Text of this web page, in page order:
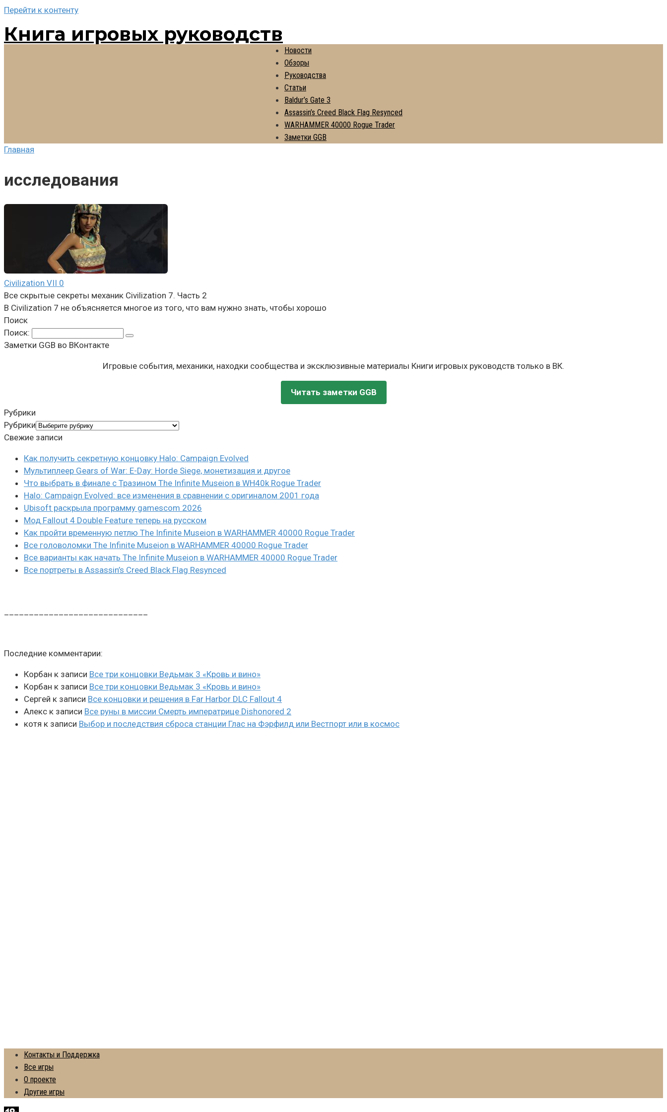
Перейти к контенту
Книга игровых руководств
Новости
Обзоры
Руководства
Статьи
Baldur’s Gate 3
Assassin’s Creed Black Flag Resynced
WARHAMMER 40000 Rogue Trader
Заметки GGB
Главная
исследования
Civilization VII 0
Все скрытые секреты механик Civilization 7. Часть 2
В Civilization 7 не объясняется многое из того, что вам нужно знать, чтобы хорошо
Поиск
Поиск:
Заметки GGB во ВКонтакте
Игровые события, механики, находки сообщества и эксклюзивные материалы Книги игровых руководств только в ВК.
Читать заметки GGB
Рубрики
Рубрики
Свежие записи
Как получить секретную концовку Halo: Campaign Evolved
Мультиплеер Gears of War: E-Day: Horde Siege, монетизация и другое
Что выбрать в финале с Тразином The Infinite Museion в WH40k Rogue Trader
Halo: Campaign Evolved: все изменения в сравнении с оригиналом 2001 года
Ubisoft раскрыла программу gamescom 2026
Мод Fallout 4 Double Feature теперь на русском
Как пройти временную петлю The Infinite Museion в WARHAMMER 40000 Rogue Trader
Все головоломки The Infinite Museion в WARHAMMER 40000 Rogue Trader
Все варианты как начать The Infinite Museion в WARHAMMER 40000 Rogue Trader
Все портреты в Assassin’s Creed Black Flag Resynced
Последние комментарии:
Корбан к записи Все три концовки Ведьмак 3 «Кровь и вино»
Корбан к записи Все три концовки Ведьмак 3 «Кровь и вино»
Сергей к записи Все концовки и решения в Far Harbor DLC Fallout 4
Алекс к записи Все руны в миссии Смерть императрице Dishonored 2
котя к записи Выбор и последствия сброса станции Глас на Фэрфилд или Вестпорт или в космос
Контакты и Поддержка
Все игры
О проекте
Другие игры